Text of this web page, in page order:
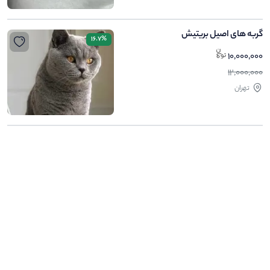
گربه های اصیل بریتیش
10,000,000
12,000,000
تهران
16.7%